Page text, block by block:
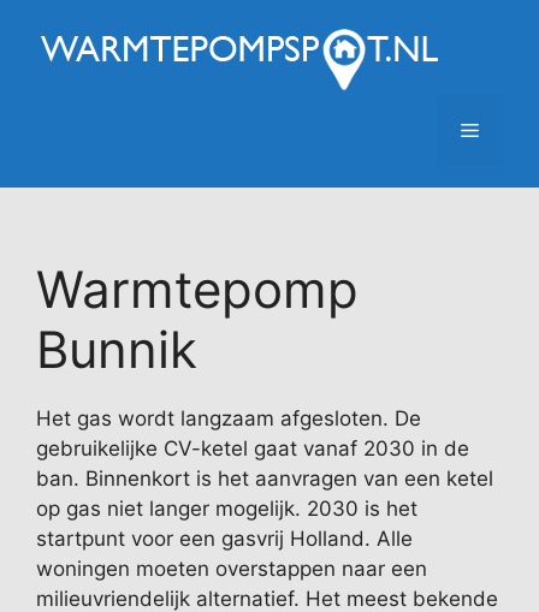
naar
Menu
Warmtepomp
Bunnik
Het gas wordt langzaam afgesloten. De
gebruikelijke CV-ketel gaat vanaf 2030 in de
ban. Binnenkort is het aanvragen van een ketel
op gas niet langer mogelijk. 2030 is het
startpunt voor een gasvrij Holland. Alle
woningen moeten overstappen naar een
milieuvriendelijk alternatief. Het meest bekende